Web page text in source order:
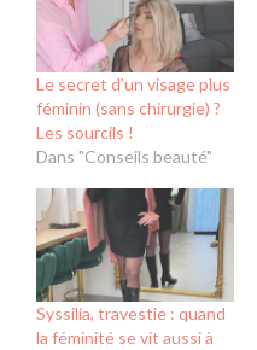
Le secret d’un visage plus
féminin (sans chirurgie) ?
Les sourcils !
Dans "Conseils beauté"
Syssilia, travestie : quand
la féminité se vit aussi à